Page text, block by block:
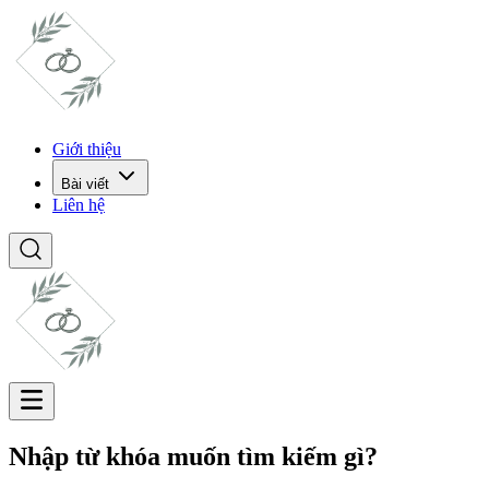
Giới thiệu
Bài viết
Liên hệ
Nhập từ khóa muốn tìm kiếm gì?